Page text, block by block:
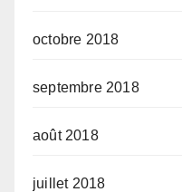
octobre 2018
septembre 2018
août 2018
juillet 2018